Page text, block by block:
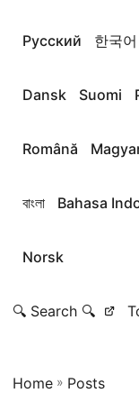
Русский 한국어
Dansk Suomi
Română
বাংলা Bahasa
Norsk
🔍 Search 🔍
Home » Posts